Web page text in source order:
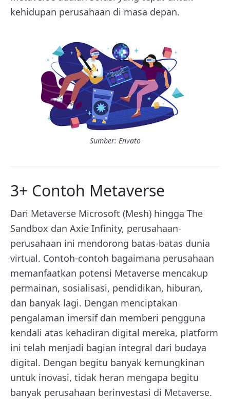
kehidupan perusahaan di masa depan.
Sumber: Envato
3+ Contoh Metaverse
Dari Metaverse Microsoft (Mesh) hingga The
Sandbox dan Axie Infinity, perusahaan-
perusahaan ini mendorong batas-batas dunia
virtual. Contoh-contoh bagaimana perusahaan
memanfaatkan potensi Metaverse mencakup
permainan, sosialisasi, pendidikan, hiburan,
dan banyak lagi. Dengan menciptakan
pengalaman imersif dan memberi pengguna
kendali atas kehadiran digital mereka, platform
ini telah menjadi bagian integral dari budaya
digital. Dengan begitu banyak kemungkinan
untuk inovasi, tidak heran mengapa begitu
banyak perusahaan berinvestasi di Metaverse.